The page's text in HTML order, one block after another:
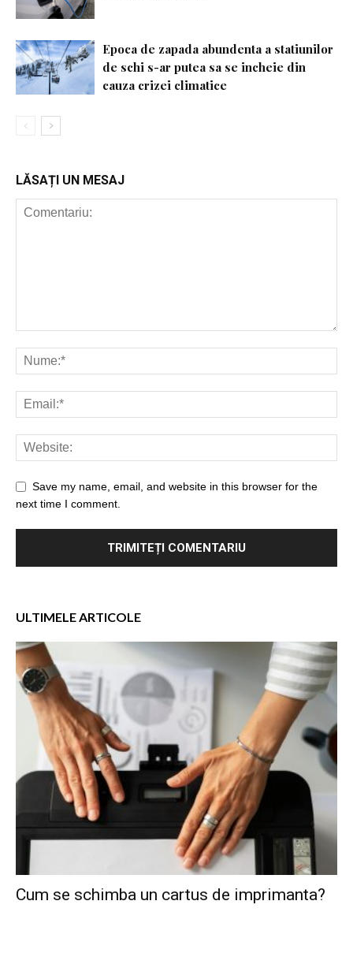
Epoca de zapada abundenta a statiunilor
de schi s-ar putea sa se incheie din
cauza crizei climatice
LĂSAȚI UN MESAJ
Save my name, email, and website in this browser for the
next time I comment.
ULTIMELE ARTICOLE
Cum se schimba un cartus de imprimanta?